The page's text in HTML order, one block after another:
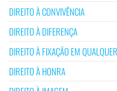
DIREITO À CONVIVÊNCIA
DIREITO À DIFERENÇA
DIREITO À FIXAÇÃO EM
DIREITO À HONRA